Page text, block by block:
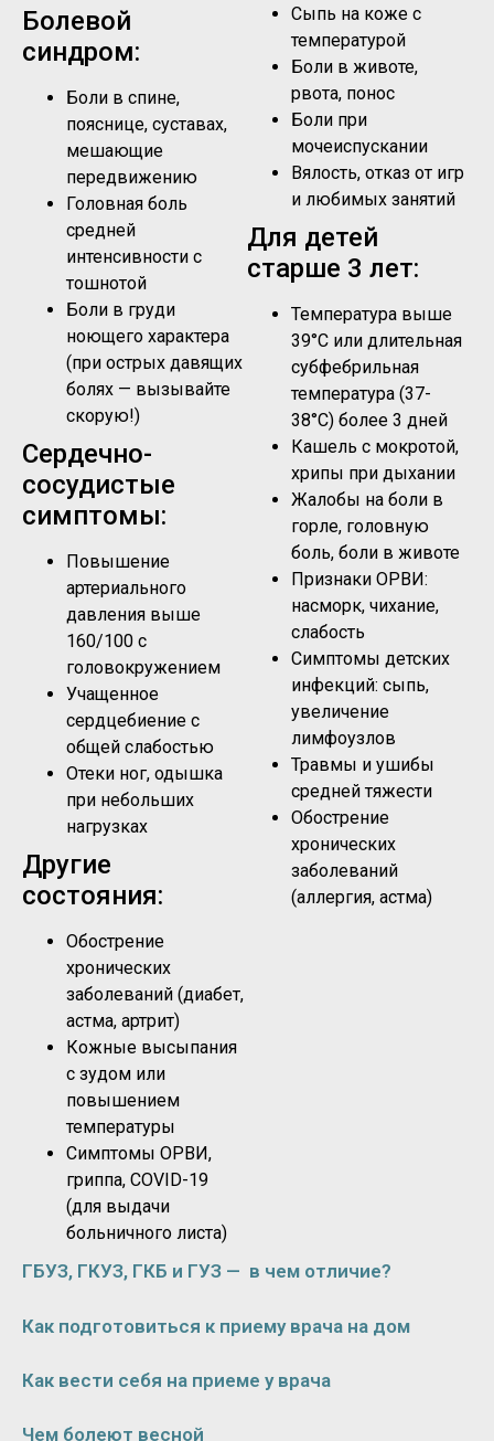
Болевой
синдром:
Боли в спине,
пояснице, суставах,
мешающие
передвижению
Головная боль
средней
интенсивности с
тошнотой
Боли в груди
ноющего характера
(при острых давящих
болях — вызывайте
скорую!)
Сердечно-
сосудистые
симптомы:
Повышение
артериального
давления выше
160/100 с
головокружением
Учащенное
сердцебиение с
общей слабостью
Отеки ног, одышка
при небольших
нагрузках
Другие
состояния:
Обострение
хронических
заболеваний (диабет,
астма, артрит)
Кожные высыпания
с зудом или
повышением
температуры
Симптомы ОРВИ,
гриппа, COVID-19
(для выдачи
больничного листа)
Сыпь на коже с
температурой
Боли в животе,
рвота, понос
Боли при
мочеиспускании
Вялость, отказ от игр
и любимых занятий
Для детей
старше 3 лет:
Температура выше
39°C или длительная
субфебрильная
температура (37-
38°C) более 3 дней
Кашель с мокротой,
хрипы при дыхании
Жалобы на боли в
горле, головную
боль, боли в животе
Признаки ОРВИ:
насморк, чихание,
слабость
Симптомы детских
инфекций: сыпь,
увеличение
лимфоузлов
Травмы и ушибы
средней тяжести
Обострение
хронических
заболеваний
(аллергия, астма)
ГБУЗ, ГКУЗ, ГКБ и ГУЗ — в чем отличие?
Как подготовиться к приему врача на дом
Как вести себя на приеме у врача
Чем болеют весной